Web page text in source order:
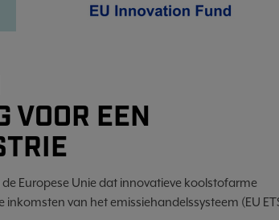
VOOR EEN
Europese Unie dat innovatieve koolstofarme
van het emissiehandelssysteem (EU